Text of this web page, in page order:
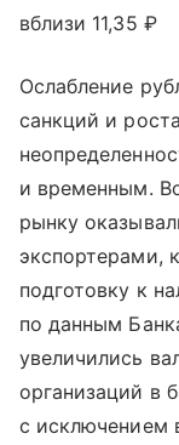
вблизи 11,35 ₽
Ослабление
санкций и
и временным.
рынку
экспортерами,
подготовку к
по данным
увеличились
организаций в
с исключением